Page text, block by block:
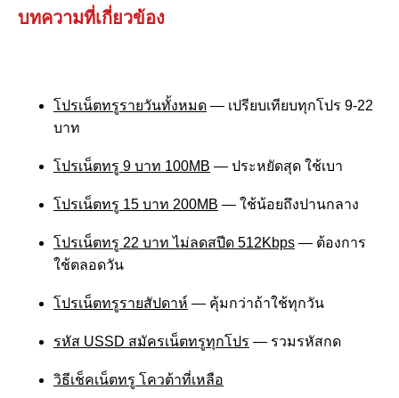
บทความที่เกี่ยวข้อง
โปรเน็ตทรูรายวันทั้งหมด — เปรียบเทียบทุกโปร 9-22
บาท
โปรเน็ตทรู 9 บาท 100MB — ประหยัดสุด ใช้เบา
โปรเน็ตทรู 15 บาท 200MB — ใช้น้อยถึงปานกลาง
โปรเน็ตทรู 22 บาท ไม่ลดสปีด 512Kbps — ต้องการ
ใช้ตลอดวัน
โปรเน็ตทรูรายสัปดาห์ — คุ้มกว่าถ้าใช้ทุกวัน
รหัส USSD สมัครเน็ตทรูทุกโปร — รวมรหัสกด
วิธีเช็คเน็ตทรู โควต้าที่เหลือ